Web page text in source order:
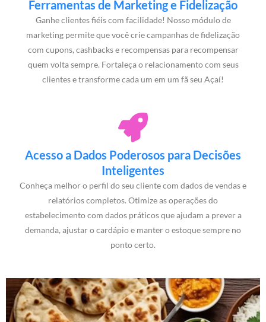
Ferramentas de Marketing e Fidelização
Ganhe clientes fiéis com facilidade! Nosso módulo de
marketing permite que você crie campanhas de fidelização
com cupons, cashbacks e recompensas para recompensar
quem volta sempre. Fortaleça o relacionamento com seus
clientes e transforme cada um em um fã seu Açaí!
Acesso a Dados Poderosos para Decisões
Inteligentes
Conheça melhor o perfil do seu cliente com dados de vendas e
relatórios completos. Otimize as operações do
estabelecimento com dados práticos que ajudam a prever a
demanda, ajustar o cardápio e manter o estoque sempre no
ponto certo.